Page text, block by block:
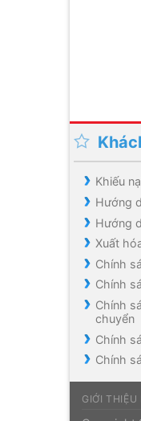
Khiếu
Hướng
Hướng
Xuất
Chính
Chính
Chính
chuyển
Chính
Chính
GIỚI THIỆU